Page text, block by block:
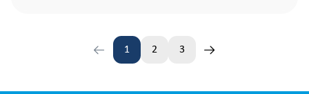
Página
1 2
Página
3